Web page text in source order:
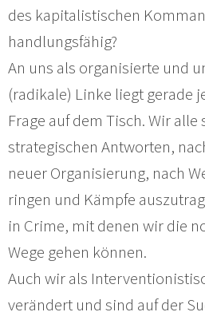
des kapitalistischen
handlungsfähig?
An uns als organisierte und
(radikale) Linke liegt gerade
Frage auf dem Tisch. Wir alle
strategischen Antworten,
neuer Organisierung, nach
ringen und Kämpfe
in Crime, mit denen wir die
Wege gehen können.
Auch wir als
verändert und sind auf der